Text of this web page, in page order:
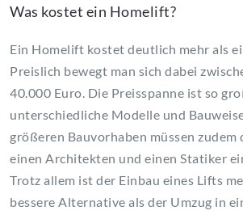
Was kostet ein Homelift?
Ein Homelift kostet deutlich mehr als
Preislich bewegt man sich dabei
40.000 Euro. Die Preisspanne ist so
unterschiedliche Modelle und
größeren Bauvorhaben müssen
einen Architekten und einen Statiker
Trotz allem ist der Einbau eines Lifts
bessere Alternative als der Umzug in